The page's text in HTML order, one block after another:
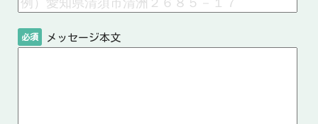
必須 メッセージ本文